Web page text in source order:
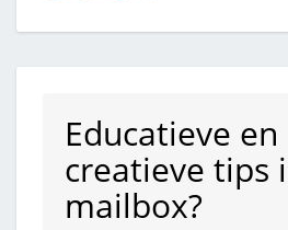
Educatieve en
creatieve tips
mailbox?